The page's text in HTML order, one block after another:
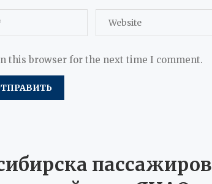
this browser for the next time I comment.
пассажиров